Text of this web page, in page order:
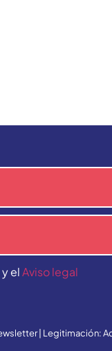
y elAviso legal
| Legitimación: